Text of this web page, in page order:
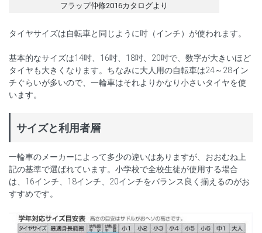
フラップ仲條2016カタログより
タイヤサイズは自転車と同じように吋（インチ）が使われます。
基本的なサイズは14吋、16吋、18吋、20吋で、数字が大きいほど
タイヤも大きくなります。ちなみに大人用の自転車は24～28イン
チぐらいが多いので、一輪車はそれよりかなり小さいタイヤを使
います。
サイズと利用者層
一輪車のメーカーによって多少の違いはありますが、おおむね上
記の基準で選ばれています。小学校で全校生徒が使用する場合
は、16インチ、18インチ、20インチをバランス良く揃えるのがお
すすめです。